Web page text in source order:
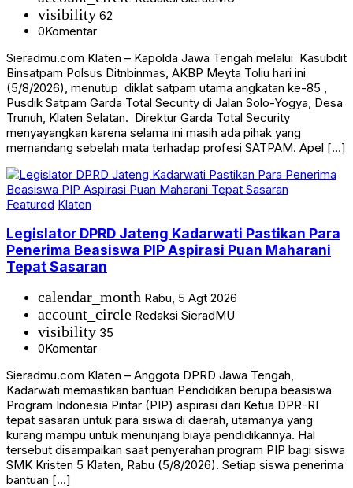
visibility 62
0Komentar
Sieradmu.com Klaten – Kapolda Jawa Tengah melalui Kasubdit
Binsatpam Polsus Ditnbinmas, AKBP Meyta Toliu hari ini
(5/8/2026), menutup diklat satpam utama angkatan ke-85 ,
Pusdik Satpam Garda Total Security di Jalan Solo-Yogya, Desa
Trunuh, Klaten Selatan. Direktur Garda Total Security
menyayangkan karena selama ini masih ada pihak yang
memandang sebelah mata terhadap profesi SATPAM. Apel […]
Featured Klaten
Legislator DPRD Jateng Kadarwati Pastikan Para
Penerima Beasiswa PIP Aspirasi Puan Maharani
Tepat Sasaran
calendar_month Rabu, 5 Agt 2026
account_circle Redaksi SieradMU
visibility 35
0Komentar
Sieradmu.com Klaten – Anggota DPRD Jawa Tengah,
Kadarwati memastikan bantuan Pendidikan berupa beasiswa
Program Indonesia Pintar (PIP) aspirasi dari Ketua DPR-RI
tepat sasaran untuk para siswa di daerah, utamanya yang
kurang mampu untuk menunjang biaya pendidikannya. Hal
tersebut disampaikan saat penyerahan program PIP bagi siswa
SMK Kristen 5 Klaten, Rabu (5/8/2026). Setiap siswa penerima
bantuan […]